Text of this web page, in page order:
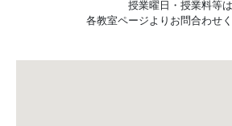
授業曜日・授業料等は
各教室ページよりお問合わせく